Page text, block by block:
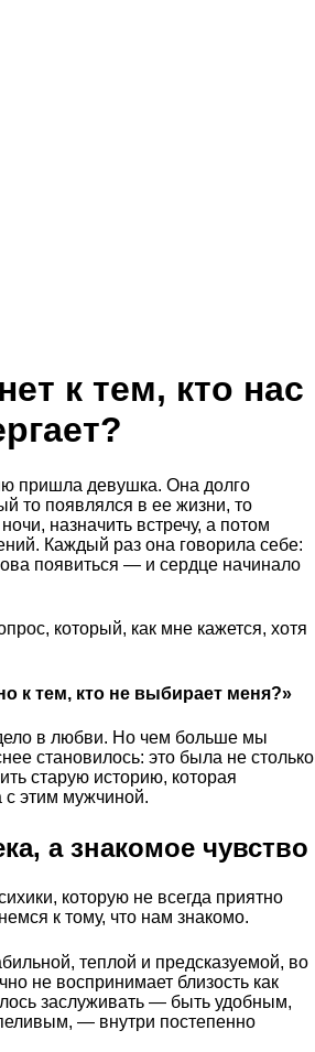
к тем, кто нас
пришла девушка. Она долго
то появлялся в ее жизни, то
назначить встречу, а потом
Каждый раз она говорила себе:
появиться — и сердце начинало
который, как мне кажется, хотя
к тем, кто не выбирает меня?»
в любви. Но чем больше мы
становилось: это была не столько
старую историю, которая
с этим мужчиной.
а знакомое чувство
которую не всегда приятно
к тому, что нам знакомо.
теплой и предсказуемой, во
не воспринимает близость как
заслуживать — быть удобным,
— внутри постепенно